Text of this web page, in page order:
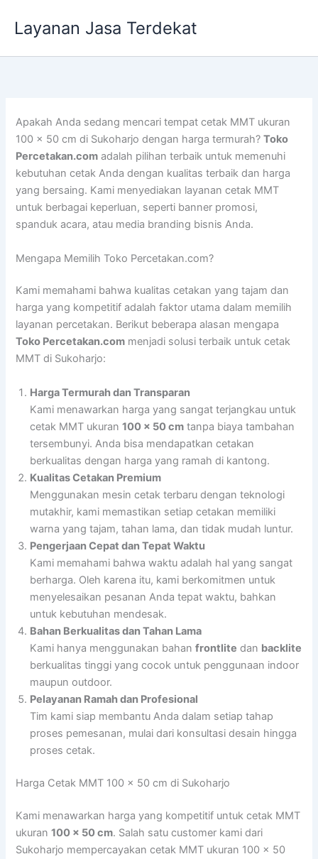
Layanan Jasa Terdekat
Apakah Anda sedang mencari tempat cetak MMT ukuran
100 x 50 cm di Sukoharjo dengan harga termurah?Toko
Percetakan.com adalah pilihan terbaik untuk memenuhi
kebutuhan cetak Anda dengan kualitas terbaik dan harga
yang bersaing. Kami menyediakan layanan cetak MMT
untuk berbagai keperluan, seperti banner promosi,
spanduk acara, atau media branding bisnis Anda.
Mengapa Memilih Toko Percetakan.com?
Kami memahami bahwa kualitas cetakan yang tajam dan
harga yang kompetitif adalah faktor utama dalam memilih
layanan percetakan. Berikut beberapa alasan mengapa
Toko Percetakan.com menjadi solusi terbaik untuk cetak
MMT di Sukoharjo:
Harga Termurah dan Transparan
Kami menawarkan harga yang sangat terjangkau untuk
cetak MMT ukuran100 x 50 cm tanpa biaya tambahan
tersembunyi. Anda bisa mendapatkan cetakan
berkualitas dengan harga yang ramah di kantong.
Kualitas Cetakan Premium
Menggunakan mesin cetak terbaru dengan teknologi
mutakhir, kami memastikan setiap cetakan memiliki
warna yang tajam, tahan lama, dan tidak mudah luntur.
Pengerjaan Cepat dan Tepat Waktu
Kami memahami bahwa waktu adalah hal yang sangat
berharga. Oleh karena itu, kami berkomitmen untuk
menyelesaikan pesanan Anda tepat waktu, bahkan
untuk kebutuhan mendesak.
Bahan Berkualitas dan Tahan Lama
Kami hanya menggunakan bahanfrontlite dan backlite
berkualitas tinggi yang cocok untuk penggunaan indoor
maupun outdoor.
Pelayanan Ramah dan Profesional
Tim kami siap membantu Anda dalam setiap tahap
proses pemesanan, mulai dari konsultasi desain hingga
proses cetak.
Harga Cetak MMT 100 x 50 cm di Sukoharjo
Kami menawarkan harga yang kompetitif untuk cetak MMT
ukuran100 x 50 cm. Salah satu customer kami dari
Sukoharjo mempercayakan cetak MMT ukuran 100 x 50